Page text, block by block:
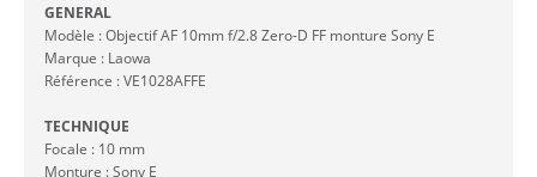
GENERAL
Modèle : Objectif AF 10mm f/2.8 Zero-D FF monture Sony E
Marque : Laowa
Référence : VE1028AFFE
TECHNIQUE
Focale : 10 mm
Monture : Sony E